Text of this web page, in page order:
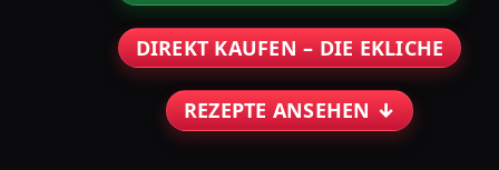
DIREKT KAUFEN – DIE EKLICHE
REZEPTE ANSEHEN ↓